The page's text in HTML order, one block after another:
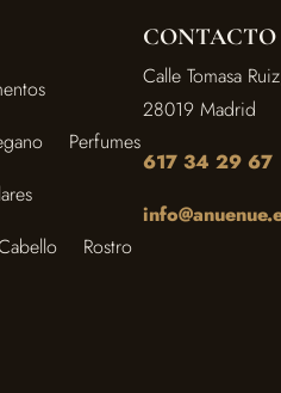
Perfumes
Rostro
CONTACTO
Calle Tomasa
28019 Madrid
617 34 29 67